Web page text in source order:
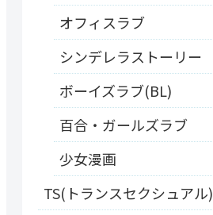
オフィスラブ
シンデレラストーリー
ボーイズラブ(BL)
百合・ガールズラブ
少女漫画
TS(トランスセクシュアル)